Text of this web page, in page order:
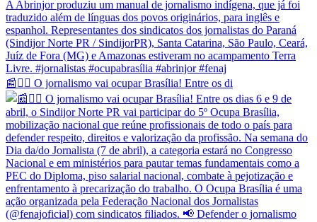
📰✊🏽 O jornalismo vai ocupar Brasília! Entre os di